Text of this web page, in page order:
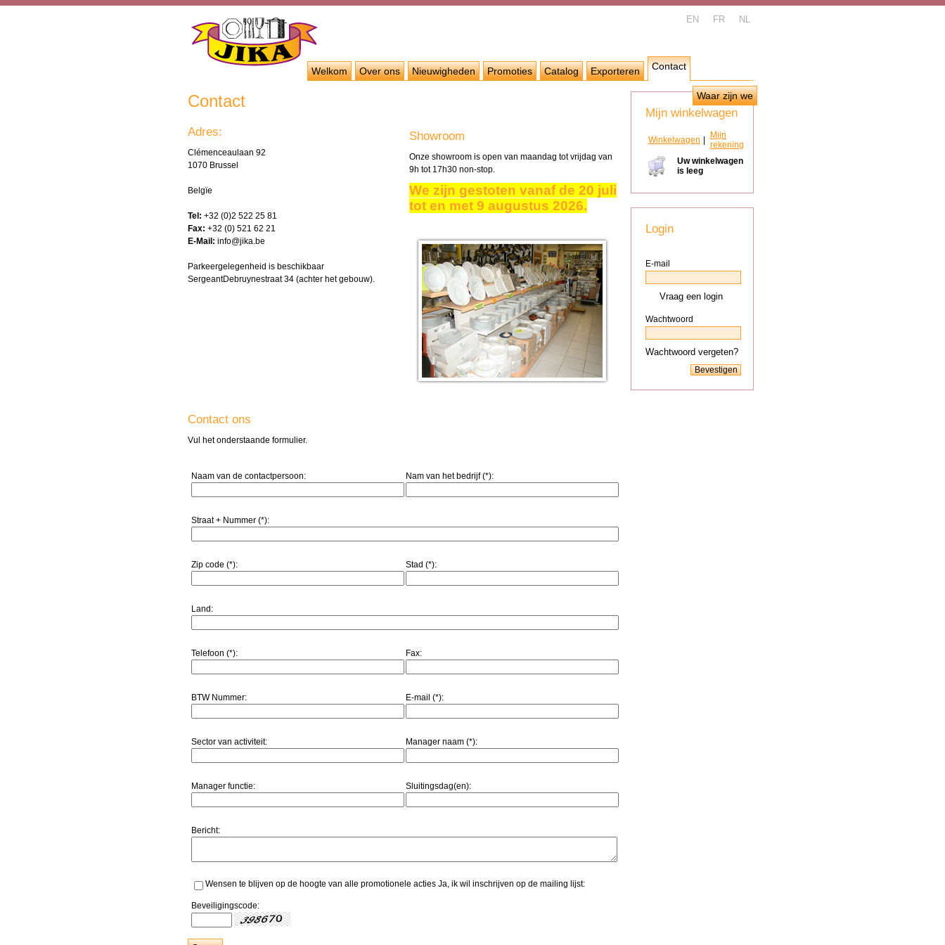
EN FR NL
Welkom Over ons Nieuwigheden Promoties Catalog Exporteren Contact
Waar zijn we
Contact
Adres:
Clémenceaulaan 92
1070 Brussel
Belgïe
Tel: +32 (0)2 522 25 81
Fax: +32 (0) 521 62 21
E-Mail: info@jika.be
Parkeergelegenheid is beschikbaar
SergeantDebruynestraat 34 (achter het gebouw).
Showroom
Onze showroom is open van maandag tot vrijdag van
9h tot 17h30 non-stop.
We zijn gestoten vanaf de 20 juli
tot en met 9 augustus 2026.
Contact ons
Vul het onderstaande formulier.
Naam van de contactpersoon: Nam van het bedrijf (*):
Straat + Nummer (*):
Zip code (*): Stad (*):
Land:
Telefoon (*): Fax:
BTW Nummer: E-mail (*):
Sector van activiteit: Manager naam (*):
Manager functie: Sluitingsdag(en):
Bericht:
Wensen te blijven op de hoogte van alle promotionele acties Ja, ik wil inschrijven op de mailing lijst:
Beveiligingscode:
Mijn winkelwagen
Winkelwagen
Mijn
rekening
Uw winkelwagen
is leeg
Login
E-mail
Vraag een login
Wachtwoord
Wachtwoord vergeten?
Bevestigen